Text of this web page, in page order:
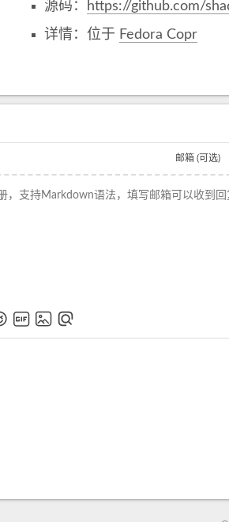
源码：
https://github.com/
详情：位于 Fedora Copr
邮箱 (可选)